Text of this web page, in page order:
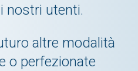
nostri utenti.
altre modalità
o perfezionate